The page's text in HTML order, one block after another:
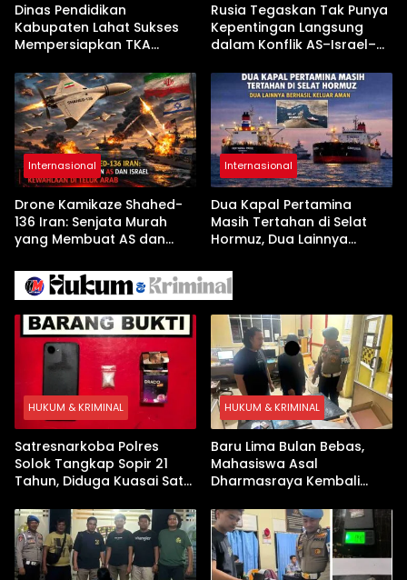
Dinas Pendidikan
Kabupaten Lahat Sukses
Mempersiapkan TKA
Pembekalan Latihan Soal
Tanpa Internet
Rusia Tegaskan Tak Punya
Kepentingan Langsung
dalam Konflik AS–Israel–
Internasional
Drone Kamikaze Shahed-
136 Iran: Senjata Murah
yang Membuat AS dan
Arab
Internasional
Dua Kapal Pertamina
Masih Tertahan di Selat
Hormuz, Dua Lainnya
HUKUM & KRIMINAL
Satresnarkoba Polres
Solok Tangkap Sopir 21
Tahun, Diduga Kuasai Satu
HUKUM & KRIMINAL
Baru Lima Bulan Bebas,
Mahasiswa Asal
Dharmasraya Kembali